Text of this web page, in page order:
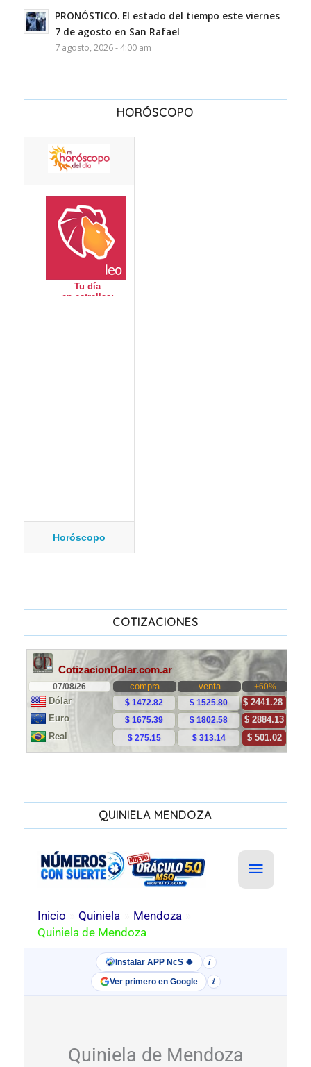
PRONÓSTICO. El estado del tiempo este viernes
7 de agosto en San Rafael
7 agosto, 2026 - 4:00 am
HORÓSCOPO
Horóscopo
COTIZACIONES
QUINIELA MENDOZA